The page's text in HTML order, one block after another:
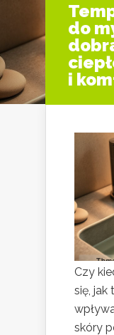
do
i
Czy
się, jak
skóry